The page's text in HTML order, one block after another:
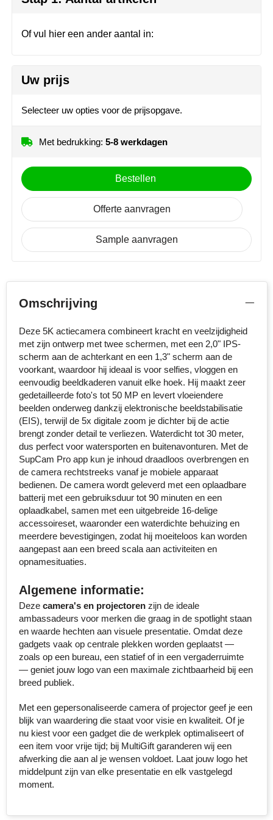
Sleutelhangers & lanyards
Snoepgoed
Veiligheid, auto & fiets
Vrije tijd, spellen & strand
Herr Bert Antistress
Hydro Flask
Kambukka
Lipton
MagLite
Marksman
Marvin's
Mentos
Mepal
MiniMAX
Nilton's
NoStress
Ocean Bottle
Orrefors
Parker pennen
Peekay
Philips
Retulp
Senator
Skross
Sophie Muval
Stanley
Stilolinea
STORMaxi
Swiss Peak
TACX
The One Towelling
Thule
Voetbal, EK en WK
Winter
Of vul hier een ander aantal in:
Uw prijs
Selecteer uw opties voor de prijsopgave.
Met bedrukking: 5-8 werkdagen
Bestellen
Offerte aanvragen
Sample aanvragen
Omschrijving
Deze 5K actiecamera combineert kracht en veelzijdigheid
met zijn ontwerp met twee schermen, met een 2,0" IPS-
scherm aan de achterkant en een 1,3" scherm aan de
voorkant, waardoor hij ideaal is voor selfies, vloggen en
eenvoudig beeldkaderen vanuit elke hoek. Hij maakt zeer
gedetailleerde foto's tot 50 MP en levert vloeiendere
beelden onderweg dankzij elektronische beeldstabilisatie
(EIS), terwijl de 5x digitale zoom je dichter bij de actie
brengt zonder detail te verliezen. Waterdicht tot 30 meter,
dus perfect voor watersporten en buitenavonturen. Met de
SupCam Pro app kun je inhoud draadloos overbrengen en
de camera rechtstreeks vanaf je mobiele apparaat
bedienen. De camera wordt geleverd met een oplaadbare
batterij met een gebruiksduur tot 90 minuten en een
oplaadkabel, samen met een uitgebreide 16-delige
accessoireset, waaronder een waterdichte behuizing en
meerdere bevestigingen, zodat hij moeiteloos kan worden
aangepast aan een breed scala aan activiteiten en
opnamesituaties.
Algemene informatie:
Deze camera's en projectorenzijn de ideale
ambassadeurs voor merken die graag in de spotlight staan
en waarde hechten aan visuele presentatie. Omdat deze
gadgets vaak op centrale plekken worden geplaatst —
zoals op een bureau, een statief of in een vergaderruimte
— geniet jouw logo van een maximale zichtbaarheid bij een
breed publiek.
Met een gepersonaliseerde camera of projector geef je een
blijk van waardering die staat voor visie en kwaliteit. Of je
nu kiest voor een gadget die de werkplek optimaliseert of
een item voor vrije tijd; bij MultiGift garanderen wij een
afwerking die aan al je wensen voldoet. Laat jouw logo het
middelpunt zijn van elke presentatie en elk vastgelegd
moment.